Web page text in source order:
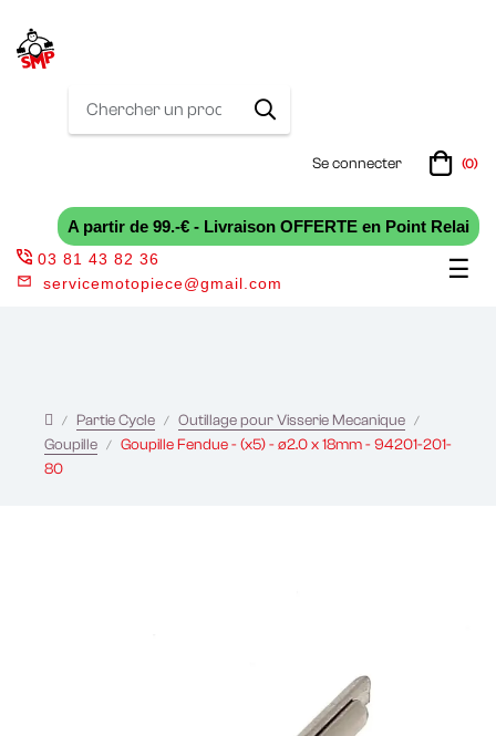
Se connecter (0)
A partir de 99.-€ - Livraison OFFERTE en Point Relai
☰
03 81 43 82 36
servicemotopiece@gmail.com
Partie Cycle
Outillage pour Visserie Mecanique
Goupille
Goupille Fendue - (x5) - ø2.0 x 18mm - 94201-201-
80